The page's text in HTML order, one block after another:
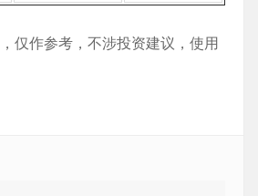
仅作参考，不涉投资建议，使用